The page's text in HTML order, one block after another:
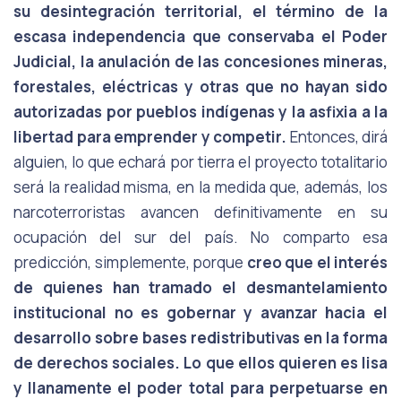
su desintegración territorial, el término de la
escasa independencia que conservaba el Poder
Judicial, la anulación de las concesiones mineras,
forestales, eléctricas y otras que no hayan sido
autorizadas por pueblos indígenas y la asfixia a la
libertad para emprender y competir. Entonces, dirá
alguien, lo que echará por tierra el proyecto totalitario
será la realidad misma, en la medida que, además, los
narcoterroristas avancen definitivamente en su
ocupación del sur del país. No comparto esa
predicción, simplemente, porque creo que el interés
de quienes han tramado el desmantelamiento
institucional no es gobernar y avanzar hacia el
desarrollo sobre bases redistributivas en la forma
de derechos sociales. Lo que ellos quieren es lisa
y llanamente el poder total para perpetuarse en